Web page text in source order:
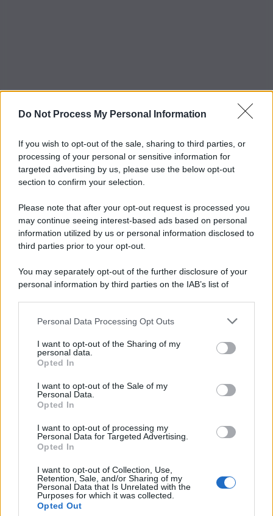
Do Not Process My Personal Information
If you wish to opt-out of the sale, sharing to third parties, or
processing of your personal or sensitive information for
targeted advertising by us, please use the below opt-out
section to confirm your selection.
Please note that after your opt-out request is processed you
may continue seeing interest-based ads based on personal
information utilized by us or personal information disclosed to
third parties prior to your opt-out.
You may separately opt-out of the further disclosure of your
personal information by third parties on the IAB’s list of
This information may also be disclosed by us to third parties
disclose it to other third parties.
Personal Data Processing Opt Outs
I want to opt-out of the Sharing of my
personal data.
Opted In
I want to opt-out of the Sale of my
Personal Data.
Opted In
I want to opt-out of processing my
Personal Data for Targeted Advertising.
Opted In
I want to opt-out of Collection, Use,
Retention, Sale, and/or Sharing of my
Personal Data that Is Unrelated with the
Purposes for which it was collected.
Opted Out